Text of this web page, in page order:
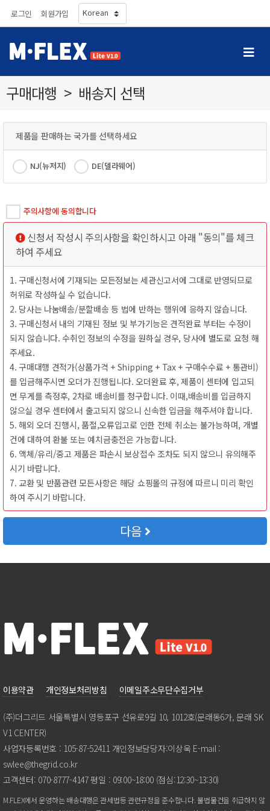
로그인 회원가입
구매대행>배송지선택
제품을판매하는국가를선택하세요
NJ(뉴저지) DE(델라웨어)
주의사항에동의합니다
신청서작성시주의사항을확인하시고아래"동의"를체크
하여주세요
1.구매신청서에기재되는모든정보는세관신고서에그대로반영되므로
허위로작성하실수없습니다.
2.당사는나눔배송/분할배송등법에반하는행위에응하지않습니다.
3.구매신청서내의기재된정보및부가기능은견적완료부터는수정이
되지않습니다.수취인정보의수정을원하실경우,당사에별도로요청해
주세요.
4.구매대행견적가(상품가격+Shipping+Tax+구매수수료+통관비)
를입금해주시면오더가진행됩니다.오더완료후,제품이센터에입고되
면무게를측정후,2차로배송비를청구합니다.이때,배송비를입금하지
않으실경우센터에서출고되지않으니신속한입금을해주셔야합니다.
5.해외오더진행시,품절,오류입고로인한전체취소는불가능하며,개별
건에대하여환불또는예치금충전은가능합니다.
6.액체/유리/중고제품은파손시보상접수조차도되지않으니유의해주
시기바랍니다.
7.교환및반품관련모든사항은해당쇼핑몰의규정에따르니미리확인
하여주시기바랍니다.
다음
이용약관 개인정보처리방침 이메일주소무단수집거부
(주)더그리드서울특별시영등포구선유로9길10,1012호(문래동6가,문래SK
V1CENTER)
사업자등록번호:105-87-52411개인정보담당자:이상욱E-mail:
swlee@thegrid.co.kr
고객센터:070-8777-4147평일:09:00~18:00(점심:12:30~13:30)
M.FLEX에서운영하는배송대행은관세법등관련규정을준수합니다.불법물건을취급하지않